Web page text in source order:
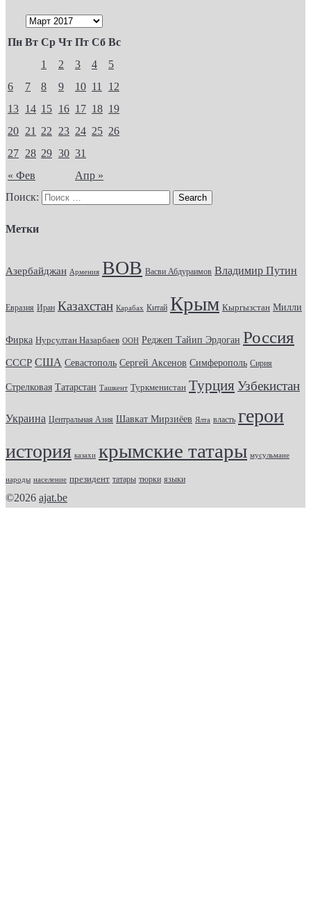
Пн Вт Ср Чт Пт Сб Вс
« Фев Апр »
1 2 3 4
5
6
7 8 9 10 11
12
13 14 15 16 17 18 19
20 21 22 23 24 25 26
27 28 29 30 31
Поиск:
Метки
Азербайджан Армения ВОВ Васви Абдураимов Владимир Путин
Евразия Иран Казахстан Карабах Китай Крым Кыргызстан Милли
Фирка Нурсултан Назарбаев ООН Реджеп Тайип Эрдоган Россия
СССР США Севастополь Сергей Аксенов Симферополь Сирия
Стрелковая Татарстан Ташкент Туркменистан Турция Узбекистан
Украина Центральная Азия Шавкат Мирзиёев Ялта власть герои
история казахи крымские татары мусульмане
народы население президент татары тюрки языки
©2026 ajat.be